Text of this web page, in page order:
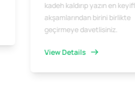
kadeh kaldırıp yazın en
akşamlarından birini birlikte
geçirmeye davetlisiniz.
View Details